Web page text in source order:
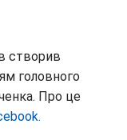
створив
головного
Про це